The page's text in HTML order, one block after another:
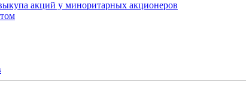
акций у миноритарных акционеров